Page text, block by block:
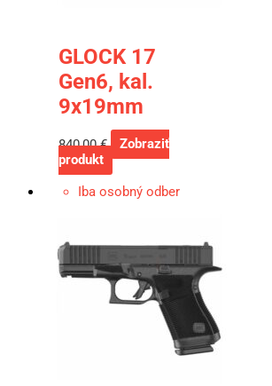
GLOCK 17
Gen6, kal.
9x19mm
840,00€
Zobraziť
produkt
Iba osobný odber